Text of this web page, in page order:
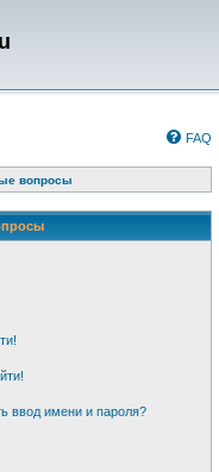
FAQ
вопросы
ввод имени и пароля?